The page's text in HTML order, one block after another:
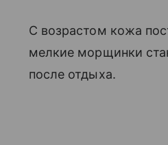
С возрастом кожа
мелкие морщинки
после отдыха.